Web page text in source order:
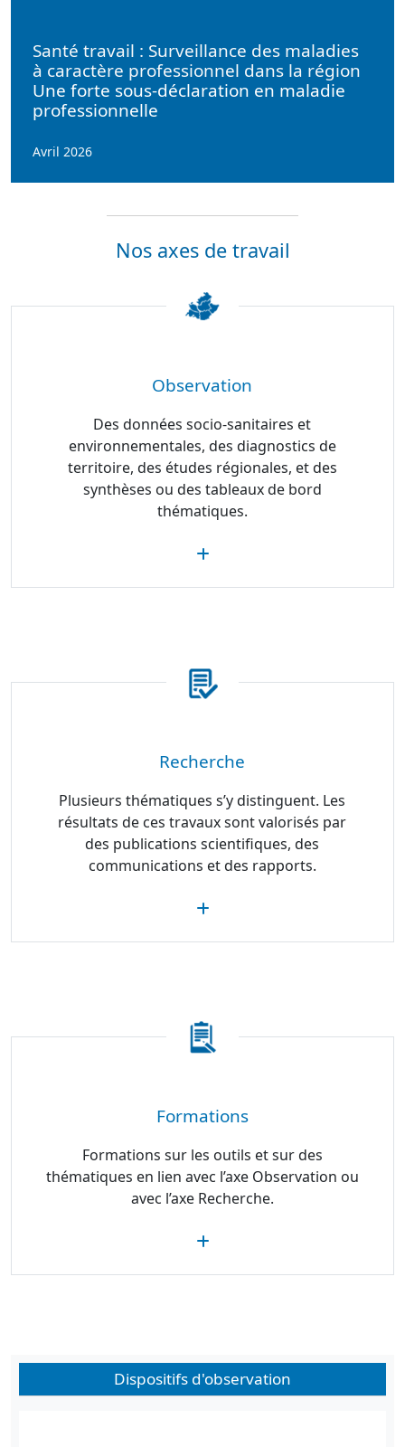
Santé travail : Surveillance des maladies
à caractère professionnel dans la région
Une forte sous-déclaration en maladie
professionnelle
Avril 2026
Nos axes de travail
Observation
Des données socio-sanitaires et
environnementales, des diagnostics de
territoire, des études régionales, et des
synthèses ou des tableaux de bord
thématiques.
Recherche
Plusieurs thématiques s’y distinguent. Les
résultats de ces travaux sont valorisés par
des publications scientifiques, des
communications et des rapports.
Formations
Formations sur les outils et sur des
thématiques en lien avec l’axe Observation ou
avec l’axe Recherche.
Dispositifs d'observation